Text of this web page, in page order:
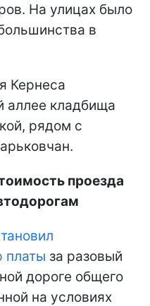
На улицах было
в
Кернеса
аллее кладбища
рядом с
проезда
платы за разовый
дороге общего
на условиях